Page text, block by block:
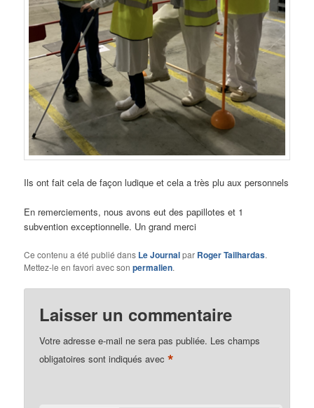
Ils ont fait cela de façon ludique et cela a très plu aux personnels
En remerciements, nous avons eut des papillotes et 1
subvention exceptionnelle. Un grand merci
Ce contenu a été publié dans Le Journalpar Roger Tailhardas.
Mettez-le en favori avec sonpermalien.
Laisser un commentaire
Votre adresse e-mail ne sera pas publiée. Les champs
obligatoires sont indiqués avec*